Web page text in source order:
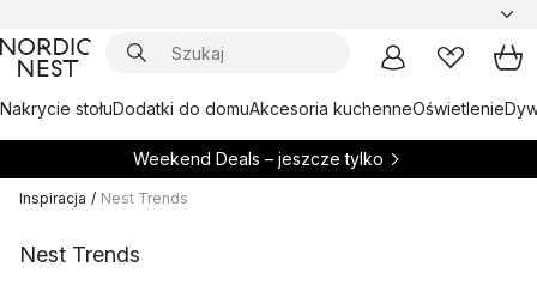
Nakrycie stołuDodatki do domuAkcesoria kuchenneOświetlenie
Weekend Deals – jeszcze tylko
Inspiracja / Nest Trends
Nest Trends